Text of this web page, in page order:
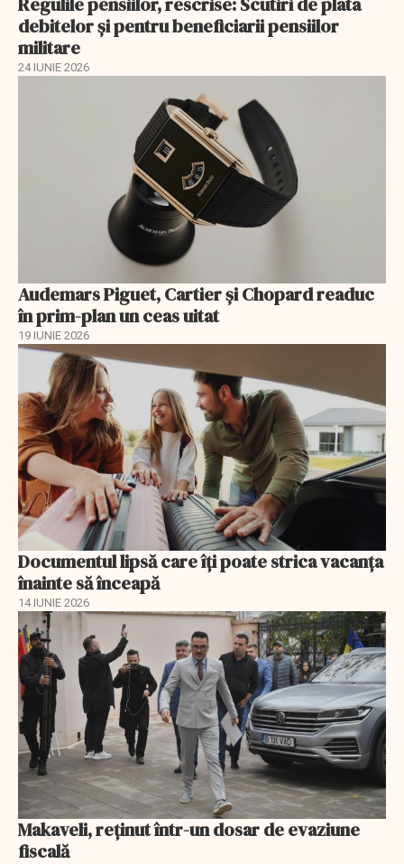
debitelor și pentru beneficiarii pensiilor
militare
24 IUNIE 2026
Audemars Piguet, Cartier și Chopard readuc
în prim-plan un ceas uitat
19 IUNIE 2026
Documentul lipsă care îți poate strica vacanța
înainte să înceapă
14 IUNIE 2026
Makaveli, reţinut într-un dosar de evaziune
fiscală